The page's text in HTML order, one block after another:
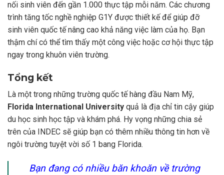
nối sinh viên đến gần 1.000 thực tập mỗi năm. Các chương
trình tăng tốc nghề nghiệp G1Y được thiết kế để giúp đỡ
sinh viên quốc tế nâng cao khả năng việc làm của họ. Bạn
thậm chí có thể tìm thấy một công việc hoặc cơ hội thực tập
ngay trong khuôn viên trường.
Tổng kết
Là một trong những trường quốc tế hàng đầu Nam Mỹ,
Florida International University quả là địa chỉ tin cậy giúp
du học sinh học tập và khám phá. Hy vọng những chia sẻ
trên của INDEC sẽ giúp bạn có thêm nhiều thông tin hơn về
ngôi trường tuyệt vời số 1 bang Florida.
Bạn đang có nhiều băn khoăn về trường